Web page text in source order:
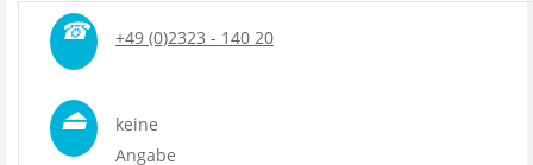
☎ +49 (0)2323 - 140 20
⏏
keine
Angabe